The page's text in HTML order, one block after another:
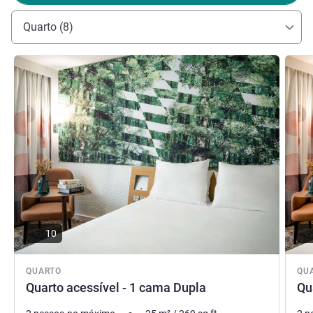
Mayke DELEIGNIES, Gestão hoteleira
Quarto (8)
QUARTO
Quarto acessível - 1 cama Dupla
Ver detalhes
10
Ver